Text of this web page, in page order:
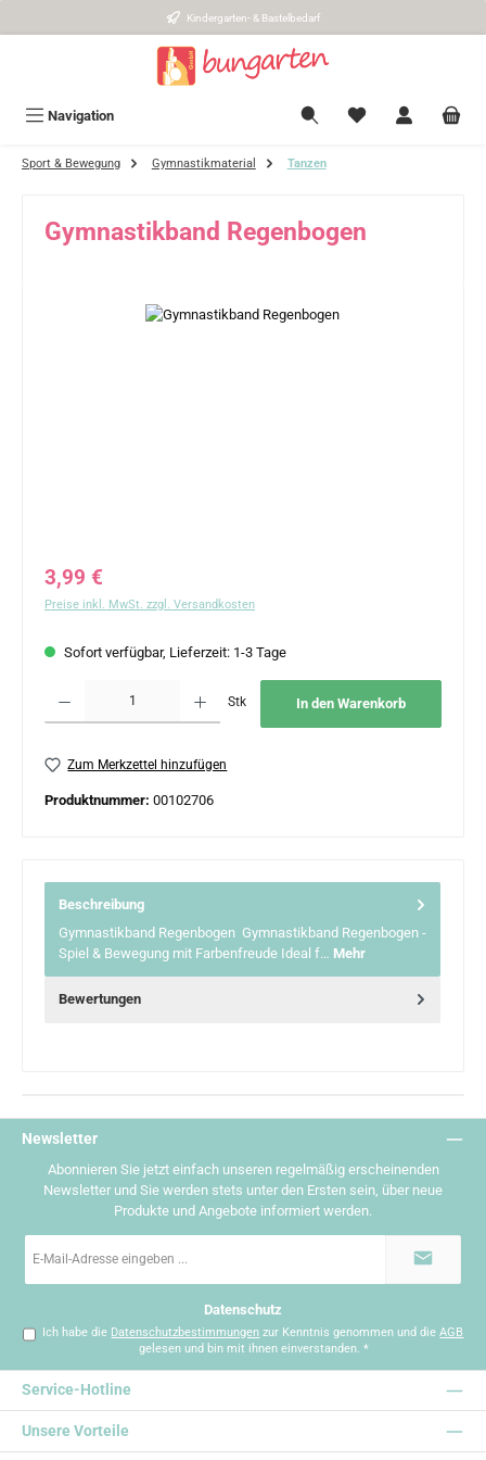
Kindergarten- & Bastelbedarf
Navigation
Sport & Bewegung Gymnastikmaterial Tanzen
Gymnastikband Regenbogen
Bildergalerie überspringen
Regulärer Preis:
3,99 €
Preise inkl. MwSt. zzgl. Versandkosten
Sofort verfügbar, Lieferzeit: 1-3 Tage
Stk In den Warenkorb
Zum Merkzettel hinzufügen
Produktnummer: 00102706
Beschreibung
Gymnastikband Regenbogen Gymnastikband Regenbogen -
Spiel & Bewegung mit Farbenfreude Ideal f… Mehr
Bewertungen
Newsletter
Abonnieren Sie jetzt einfach unseren regelmäßig erscheinenden
Newsletter und Sie werden stets unter den Ersten sein, über neue
Produkte und Angebote informiert werden.
Mail-
Datenschutz
Ich habe die Datenschutzbestimmungen zur Kenntnis genommen und dieAGB
gelesen und bin mit ihnen einverstanden. *
Service-Hotline
Unsere Vorteile